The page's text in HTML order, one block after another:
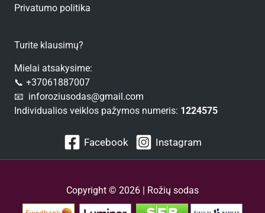
Privatumo politika
Turite klausimų?
Mielai atsakysime:
📞 +37061887007
📧 inforoziusodas@gmail.com
Individualios veiklos pažymos numeris: 1224575
Facebook Instagram
Copyright © 2026 | Rožių sodas